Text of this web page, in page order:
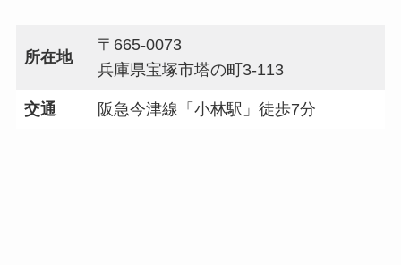
所在地
〒665-0073
兵庫県宝塚市塔の町3-113
交通 阪急今津線「小林駅」徒歩7分